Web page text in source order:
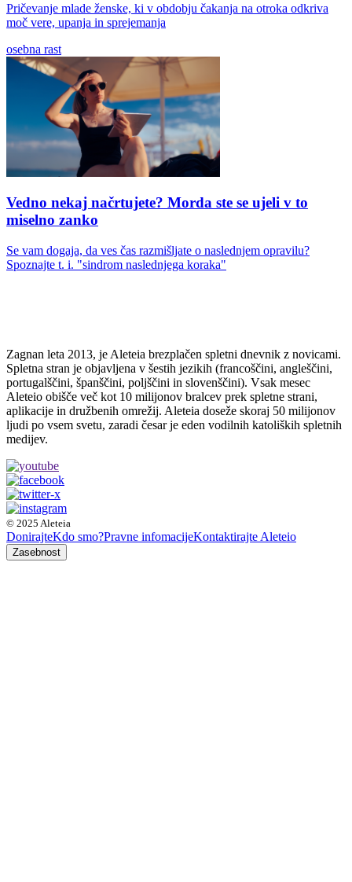
Pričevanje mlade ženske, ki v obdobju čakanja na otroka odkriva
moč vere, upanja in sprejemanja
osebna rast
Vedno nekaj načrtujete? Morda ste se ujeli v to
miselno zanko
Se vam dogaja, da ves čas razmišljate o naslednjem opravilu?
Spoznajte t. i. "sindrom naslednjega koraka"
Zagnan leta 2013, je Aleteia brezplačen spletni dnevnik z novicami.
Spletna stran je objavljena v šestih jezikih (francoščini, angleščini,
portugalščini, španščini, poljščini in slovenščini). Vsak mesec
Aleteio obišče več kot 10 milijonov bralcev prek spletne strani,
aplikacije in družbenih omrežij. Aleteia doseže skoraj 50 milijonov
ljudi po vsem svetu, zaradi česar je eden vodilnih katoliških spletnih
medijev.
© 2025 Aleteia
DonirajteKdo smo?Pravne infomacijeKontaktirajte Aleteio
Zasebnost